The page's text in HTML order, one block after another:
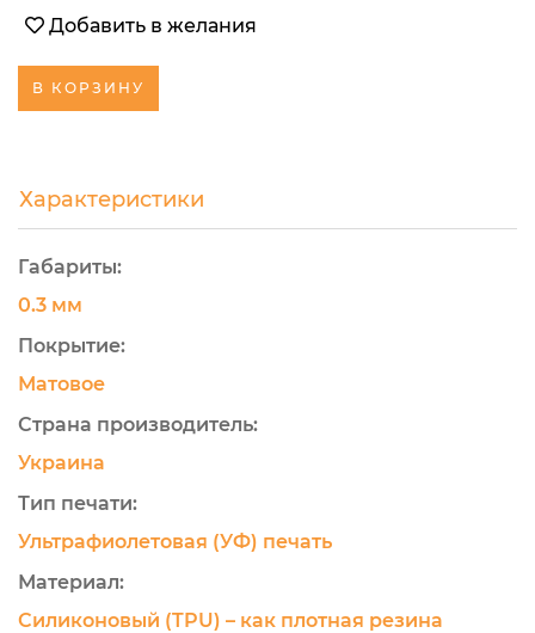
Добавить в желания
В КОРЗИНУ
Характеристики
Габариты:
0.3 мм
Покрытие:
Матовое
Страна производитель:
Украина
Тип печати:
Ультрафиолетовая (УФ) печать
Материал:
Силиконовый (TPU) – как плотная резина